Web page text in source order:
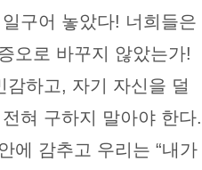
구어 놓았다! 너희들은
오로 바꾸지 않았는가!
하고, 자기 자신을 덜
혀 구하지 말아야 한다.
에 감추고 우리는 “내가